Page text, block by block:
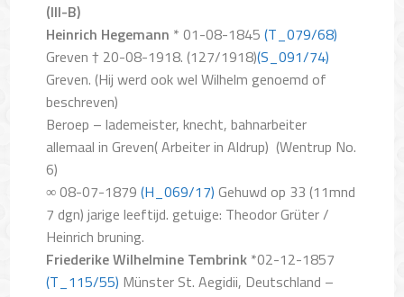
(III-B)
Heinrich Hegemann * 01-08-1845(T_079/68)
Greven † 20-08-1918. (127/1918)(S_091/74)
Greven. (Hij werd ook wel Wilhelm genoemd of
beschreven)
Beroep – lademeister, knecht, bahnarbeiter
allemaal in Greven( Arbeiter in Aldrup) (Wentrup No.
6)
∞ 08-07-1879(H_069/17) Gehuwd op 33 (11mnd
7 dgn) jarige leeftijd. getuige: Theodor Grüter /
Heinrich bruning.
Friederike Wilhelmine Tembrink *02-12-1857
(T_115/55) Münster St. Aegidii, Deutschland –